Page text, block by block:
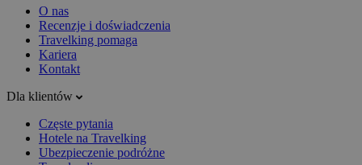
O nas
Recenzje i doświadczenia
Travelking pomaga
Kariera
Kontakt
Dla klientów
Częste pytania
Hotele na Travelking
Ubezpieczenie podróżne